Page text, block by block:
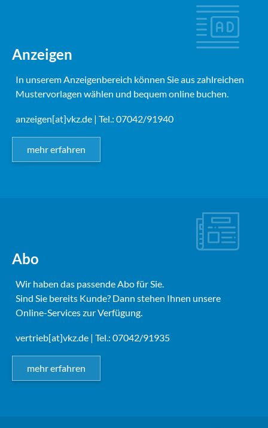
Anzeigen
In unserem Anzeigenbereich können Sie aus zahlreichen
Mustervorlagen wählen und bequem online buchen.
anzeigen[at]vkz.de | Tel.: 07042/91940
mehr erfahren
Abo
Wir haben das passende Abo für Sie.
Sind Sie bereits Kunde? Dann stehen Ihnen unsere
Online-Services zur Verfügung.
vertrieb[at]vkz.de | Tel.: 07042/91935
mehr erfahren